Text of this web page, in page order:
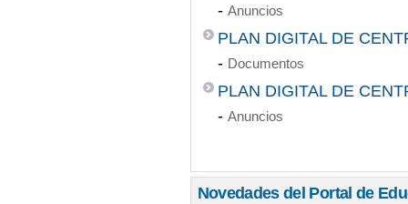
- Anuncios
PLAN DIGITAL DE
- Documentos
PLAN DIGITAL DE
- Anuncios
Novedades del Portal de